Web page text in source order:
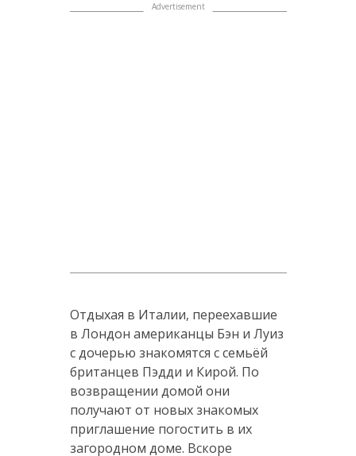
Отдыхая в Италии, переехавшие
в Лондон американцы Бэн и Луиз
с дочерью знакомятся с семьёй
британцев Пэдди и Кирой. По
возвращении домой они
получают от новых знакомых
приглашение погостить в их
загородном доме. Вскоре